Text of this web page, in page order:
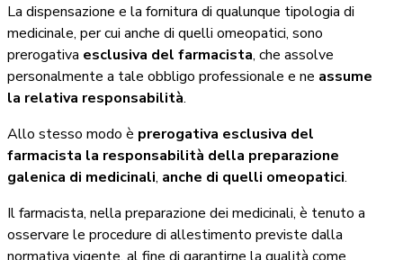
La dispensazione e la fornitura di qualunque tipologia di
medicinale, per cui anche di quelli omeopatici, sono
prerogativa esclusiva del farmacista, che assolve
personalmente a tale obbligo professionale e ne assume
la relativa responsabilità.
Allo stesso modo è prerogativa esclusiva del
farmacista la responsabilità della preparazione
galenica di medicinali, anche di quelli omeopatici.
Il farmacista, nella preparazione dei medicinali, è tenuto a
osservare le procedure di allestimento previste dalla